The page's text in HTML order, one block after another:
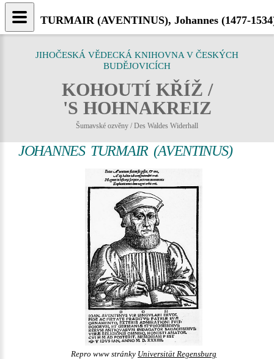
JIHOČESKÁ VĚDECKÁ KNIHOVNA V ČESKÝCH
BUDĚJOVICÍCH
KOHOUTÍ KŘÍŽ /
'S HOHNAKREIZ
Šumavské ozvěny / Des Waldes Widerhall
JOHANNES TURMAIR (AVENTINUS)
Repro www stránky Universität Regensburg
TURMAIR (AVENTINUS), Johannes (1477-